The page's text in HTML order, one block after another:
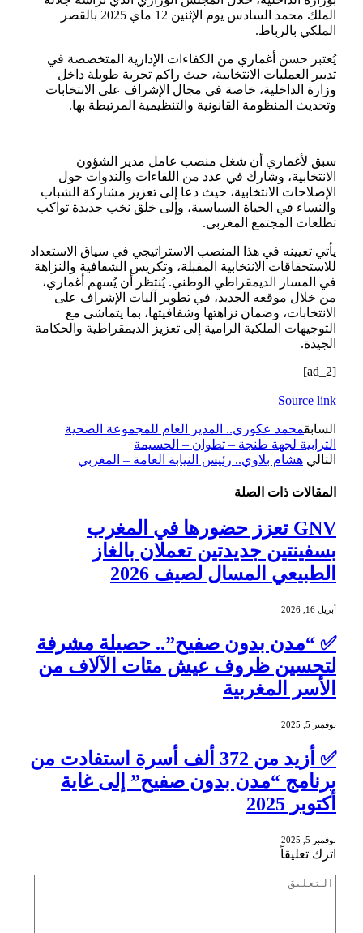
الملك محمد السادس يوم الإثنين 12 ماي 2025 بالقصر
الملكي بالرباط.
يُعتبر حسن أغماري من الكفاءات الإدارية المتخصصة في
تدبير العمليات الانتخابية، حيث راكم تجربة طويلة داخل
وزارة الداخلية، خاصة في مجال الإشراف على الانتخابات
وتحديث المنظومة القانونية والتنظيمية المرتبطة بها.
سبق لأغماري أن شغل منصب عامل مدير الشؤون
الانتخابية، وشارك في عدد من اللقاءات والندوات حول
الإصلاحات الانتخابية، حيث دعا إلى تعزيز مشاركة الشباب
والنساء في الحياة السياسية، وإلى خلق نخب جديدة تواكب
تطلعات المجتمع المغربي.
يأتي تعيينه في هذا المنصب الاستراتيجي في سياق الاستعداد
للاستحقاقات الانتخابية المقبلة، وتكريس الشفافية والنزاهة
في المسار الديمقراطي الوطني. يُنتظر أن يُسهم أغماري،
من خلال موقعه الجديد، في تطوير آليات الإشراف على
الانتخابات، وضمان نزاهتها وشفافيتها، بما يتماشى مع
التوجيهات الملكية الرامية إلى تعزيز الديمقراطية والحكامة
الجيدة.
[ad_2]
Source link
السابقمحمد عكوري.. المدير العام للمجموعة الصحية
الترابية لجهة طنجة – تطوان – الحسيمة
التالي هشام بلاوي.. رئيس النيابة العامة – المغربي
المقالات ذات الصلة
GNV تعزز حضورها في المغرب
بسفينتين جديدتين تعملان بالغاز
الطبيعي المسال لصيف 2026
أبريل 16, 2026
✅ “مدن بدون صفيح”.. حصيلة مشرفة
لتحسين ظروف عيش مئات الآلاف من
الأسر المغربية
نوفمبر 5, 2025
✅ أزيد من 372 ألف أسرة استفادت من
برنامج “مدن بدون صفيح” إلى غاية
أكتوبر 2025
نوفمبر 5, 2025
اترك تعليقاً